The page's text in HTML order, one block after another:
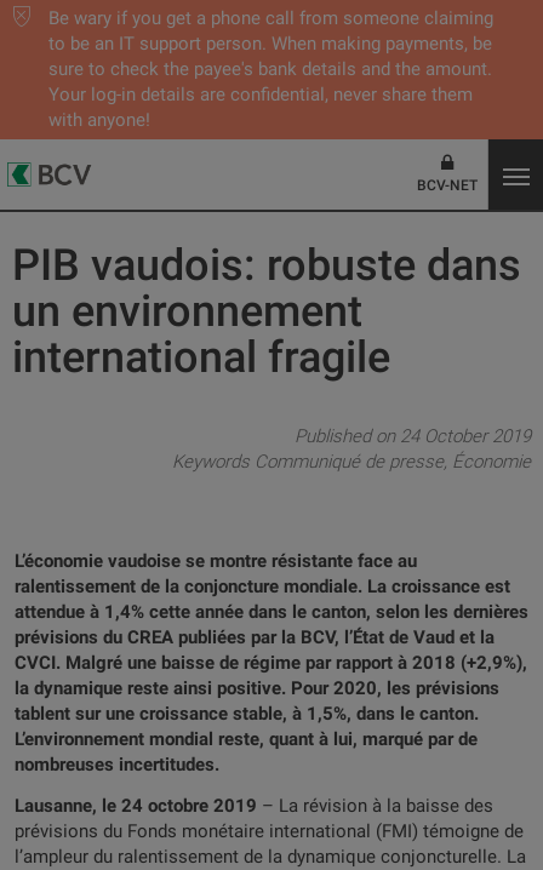
Be wary if you get a phone call from someone claiming
to be an IT support person. When making payments, be
sure to check the payee's bank details and the amount.
Your log-in details are confidential, never share them
with anyone!
BCV-NET
PIB vaudois: robuste dans
un environnement
international fragile
Published on 24 October 2019
Keywords Communiqué de presse Économie
L’économie vaudoise se montre résistante face au
ralentissement de la conjoncture mondiale. La croissance est
attendue à 1,4% cette année dans le canton, selon les dernières
prévisions du CREA publiées par la BCV, l’État de Vaud et la
CVCI. Malgré une baisse de régime par rapport à 2018 (+2,9%),
la dynamique reste ainsi positive. Pour 2020, les prévisions
tablent sur une croissance stable, à 1,5%, dans le canton.
L’environnement mondial reste, quant à lui, marqué par de
nombreuses incertitudes.
Lausanne, le 24 octobre 2019 – La révision à la baisse des
prévisions du Fonds monétaire international (FMI) témoigne de
l’ampleur du ralentissement de la dynamique conjoncturelle. La